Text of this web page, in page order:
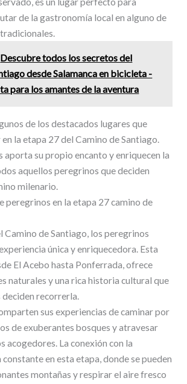
de la gastronomía local en alguno de
Descubre todos los secretos del
desde Salamanca en bicicleta -
para los amantes de la aventura
de los destacados lugares que
la etapa 27 del Camino de Santiago.
aporta su propio encanto y enriquecen la
aquellos peregrinos que deciden
milenario.
peregrinos en la etapa 27 camino de
Camino de Santiago, los peregrinos
única y enriquecedora. Esta
El Acebo hasta Ponferrada, ofrece
naturales y una rica historia cultural que
deciden recorrerla.
sus experiencias de caminar por
de exuberantes bosques y atravesar
acogedores. La conexión con la
constante en esta etapa, donde se pueden
montañas y respirar el aire fresco